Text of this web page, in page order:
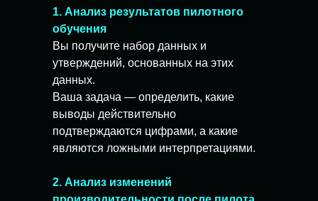
1. Анализ результатов пилотного
обучения
Вы получите набор данных и
утверждений, основанных на этих
данных.
Ваша задача — определить, какие
выводы действительно
подтверждаются цифрами, а какие
являются ложными интерпретациями.
2. Анализ изменений